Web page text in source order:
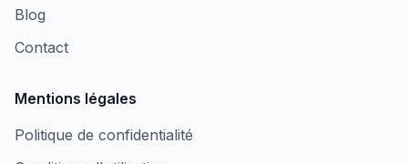
Blog
Contact
Mentions légales
Politique de confidentialité